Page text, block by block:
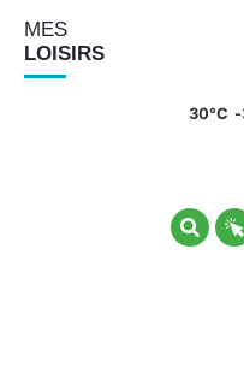
MES
LOISIRS
30°C